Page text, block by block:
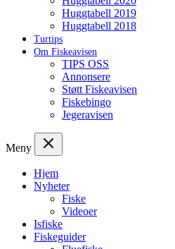
Huggtabell 2019
Huggtabell 2018
Turtips
Om Fiskeavisen
TIPS OSS
Annonsere
Støtt Fiskeavisen
Fiskebingo
Jegeravisen
Meny
Hjem
Nyheter
Fiske
Videoer
Isfiske
Fiskeguider